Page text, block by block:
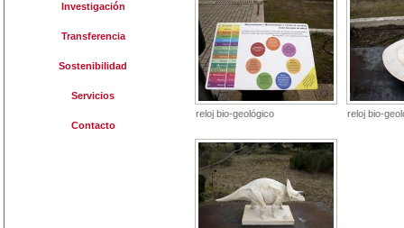
Investigación
Transferencia
Sostenibilidad
Servicios
Contacto
reloj bio-geológico reloj bio-